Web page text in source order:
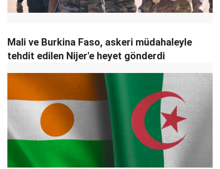
Mali ve Burkina Faso, askeri müdahaleyle
tehdit edilen Nijer'e heyet gönderdi